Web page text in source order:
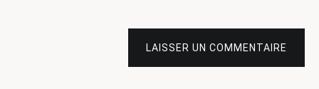
LAISSER UN COMMENTAIRE